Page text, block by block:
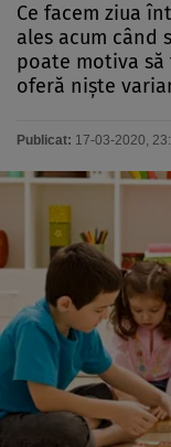
Ce facem ziua
ales acum când
poate motiva să
oferă nişte
Publicat: 17-03-2020,